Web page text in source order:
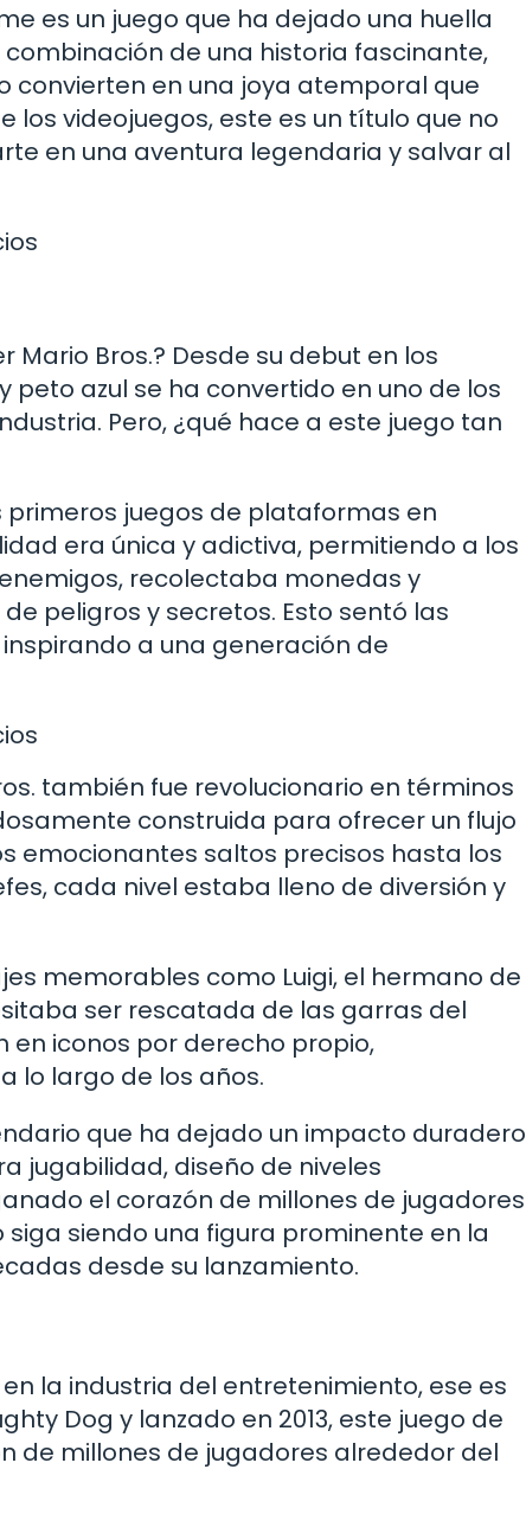
es un juego que ha dejado una huella
de una historia fascinante,
convierten en una joya atemporal que
los videojuegos, este es un título que no
en una aventura legendaria y salvar al
Mario Bros.? Desde su debut en los
peto azul se ha convertido en uno de los
Pero, ¿qué hace a este juego tan
primeros juegos de plataformas en
era única y adictiva, permitiendo a los
recolectaba monedas y
peligros y secretos. Esto sentó las
a una generación de
también fue revolucionario en términos
construida para ofrecer un flujo
emocionantes saltos precisos hasta los
cada nivel estaba lleno de diversión y
memorables como Luigi, el hermano de
ser rescatada de las garras del
en iconos por derecho propio,
lo largo de los años.
que ha dejado un impacto duradero
jugabilidad, diseño de niveles
el corazón de millones de jugadores
siendo una figura prominente en la
desde su lanzamiento.
la industria del entretenimiento, ese es
Dog y lanzado en 2013, este juego de
de millones de jugadores alrededor del